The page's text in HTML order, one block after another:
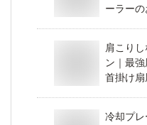
ーラーの
肩こり
ン｜最
首掛け扇
冷却プ